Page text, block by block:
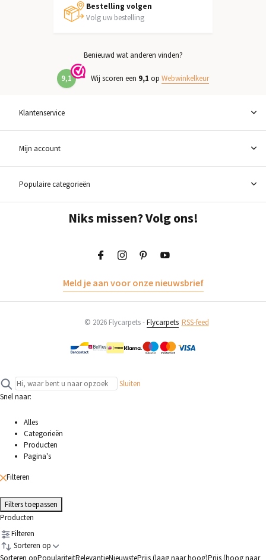
Bestelling volgen
Volg uw bestelling
Benieuwd wat anderen vinden?
9,1 Wij scoren een 9,1 op Webwinkelkeur
Klantenservice
Mijn account
Populaire categorieën
Niks missen? Volg ons!
Meld je aan voor onze nieuwsbrief
© 2026 Flycarpets -Flycarpets RSS-feed
Sluiten
Snel naar:
Alles
Categorieën
Producten
Pagina's
Filteren
Filters toepassen
Producten
Filteren
Sorteren op
Sorteren opPopulariteitRelevantieNieuwstePrijs (laag naar hoog)Prijs (hoog naar